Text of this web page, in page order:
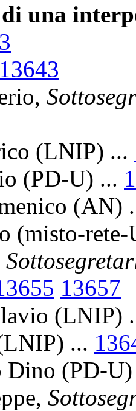
una
13643
(LNIP) ...
(PD-U) ...
(AN)
(misto-
13657
(LNIP)
...
Dino (PD-